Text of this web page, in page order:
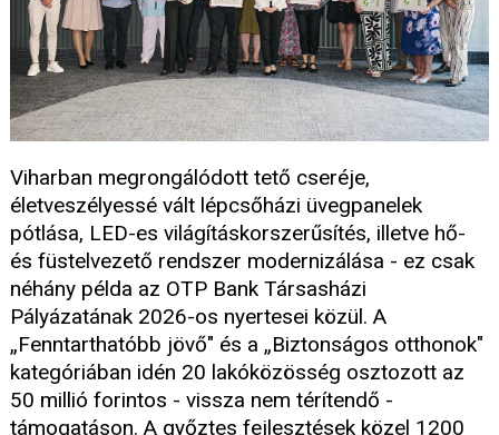
Viharban megrongálódott tető cseréje,
életveszélyessé vált lépcsőházi üvegpanelek
pótlása, LED-es világításkorszerűsítés, illetve hő-
és füstelvezető rendszer modernizálása - ez csak
néhány példa az OTP Bank Társasházi
Pályázatának 2026-os nyertesei közül. A
„Fenntarthatóbb jövő" és a „Biztonságos otthonok"
kategóriában idén 20 lakóközösség osztozott az
50 millió forintos - vissza nem térítendő -
támogatáson. A győztes fejlesztések közel 1200